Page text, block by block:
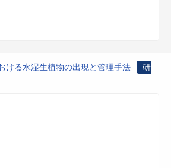
ける水湿生植物の出現と管理手法
研